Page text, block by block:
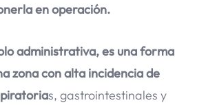
en operación.
administrativa, es una forma
zona con alta incidencia de
s, gastrointestinales y